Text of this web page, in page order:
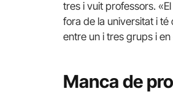
tres i vuit professors.
fora de la universitat i
entre un i tres grups i
Manca de